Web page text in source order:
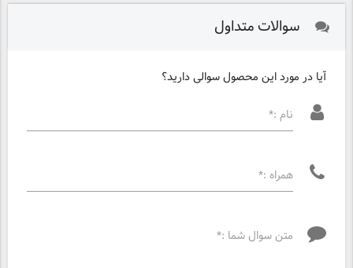
سوالات متداول
آیا در مورد این محصول سوالی دارید؟
نام :*
همراه :*
متن سوال شما :*